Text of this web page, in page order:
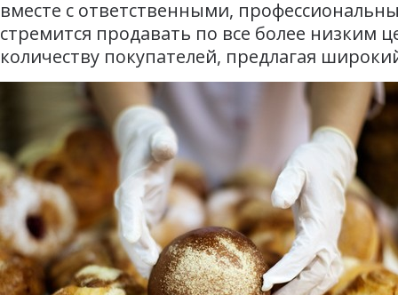
вместе с ответственными,
стремится продавать по все более низким
количеству покупателей, предлагая